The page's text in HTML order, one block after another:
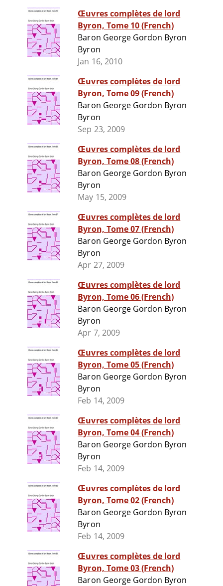
Œuvres complètes de lord
Byron, Tome 10 (French)
Baron George Gordon Byron
Byron
Jan 16, 2010
Œuvres complètes de lord
Byron, Tome 09 (French)
Baron George Gordon Byron
Byron
Sep 23, 2009
Œuvres complètes de lord
Byron, Tome 08 (French)
Baron George Gordon Byron
Byron
May 15, 2009
Œuvres complètes de lord
Byron, Tome 07 (French)
Baron George Gordon Byron
Byron
Apr 27, 2009
Œuvres complètes de lord
Byron, Tome 06 (French)
Baron George Gordon Byron
Byron
Apr 7, 2009
Œuvres complètes de lord
Byron, Tome 05 (French)
Baron George Gordon Byron
Byron
Feb 14, 2009
Œuvres complètes de lord
Byron, Tome 04 (French)
Baron George Gordon Byron
Byron
Feb 14, 2009
Œuvres complètes de lord
Byron, Tome 02 (French)
Baron George Gordon Byron
Byron
Feb 14, 2009
Œuvres complètes de lord
Byron, Tome 03 (French)
Baron George Gordon Byron